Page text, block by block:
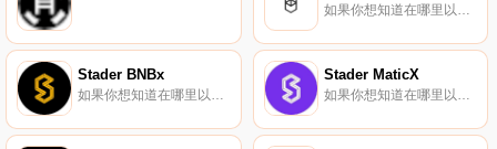
如果你想知道在哪里以當前價格購買Stader sFTMX,目前交易{Stader sFTMX]股票的頂級加密貨幣交易所是Beethoven X（Fantom）。您可以在我們的加密貨幣交易所頁面上找到其他列表.
Stader BNBx
如果你想知道在哪里以當前價格購買Stader BNBx,目前交易{Stader BNBx]股票的頂級加密貨幣交易所是PancakeSwap（V2）、THENA、ApeSwap（BSC）、OpenLeverage和iZiSwap。您可以在我們的加密貨幣交易所頁面上找到其他列表.
Stader MaticX
如果你想知道在哪里以當前價格購買Stader MaticX,目前交易{Stader MaticX]股票的頂級加密貨幣交易所是Balancer（V2）（Polygon）。您可以在我們的加密貨幣交易所頁面上找到其他列表.